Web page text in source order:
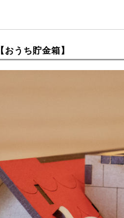
うち貯金箱】